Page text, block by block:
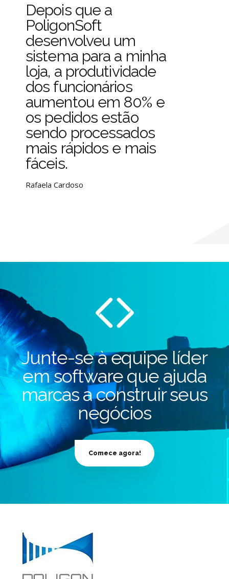
Depois que a
PoligonSoft
desenvolveu um
sistema para a minha
loja, a produtividade
dos funcionários
aumentou em 80% e
os pedidos estão
sendo processados
mais rápidos e mais
fáceis.
Rafaela Cardoso
Junte-se à equipe líder
em software que ajuda
marcas a construir seus
negócios
Comece agora!